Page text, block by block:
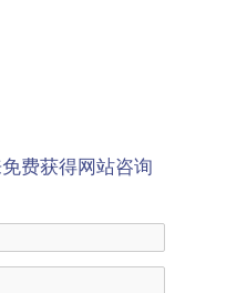
费获得网站咨询